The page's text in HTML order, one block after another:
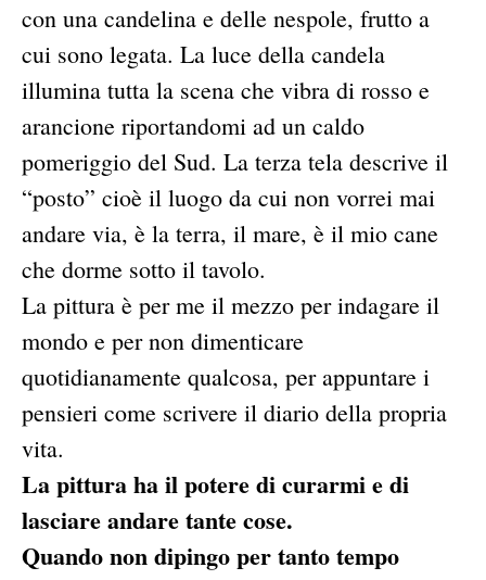
con una candelina e delle nespole, frutto a
cui sono legata. La luce della candela
illumina tutta la scena che vibra di rosso e
arancione riportandomi ad un caldo
pomeriggio del Sud. La terza tela descrive il
“posto” cioè il luogo da cui non vorrei mai
andare via, è la terra, il mare, è il mio cane
che dorme sotto il tavolo.
La pittura è per me il mezzo per indagare il
mondo e per non dimenticare
quotidianamente qualcosa, per appuntare i
pensieri come scrivere il diario della propria
vita.
La pittura ha il potere di curarmi e di
lasciare andare tante cose.
Quando non dipingo per tanto tempo